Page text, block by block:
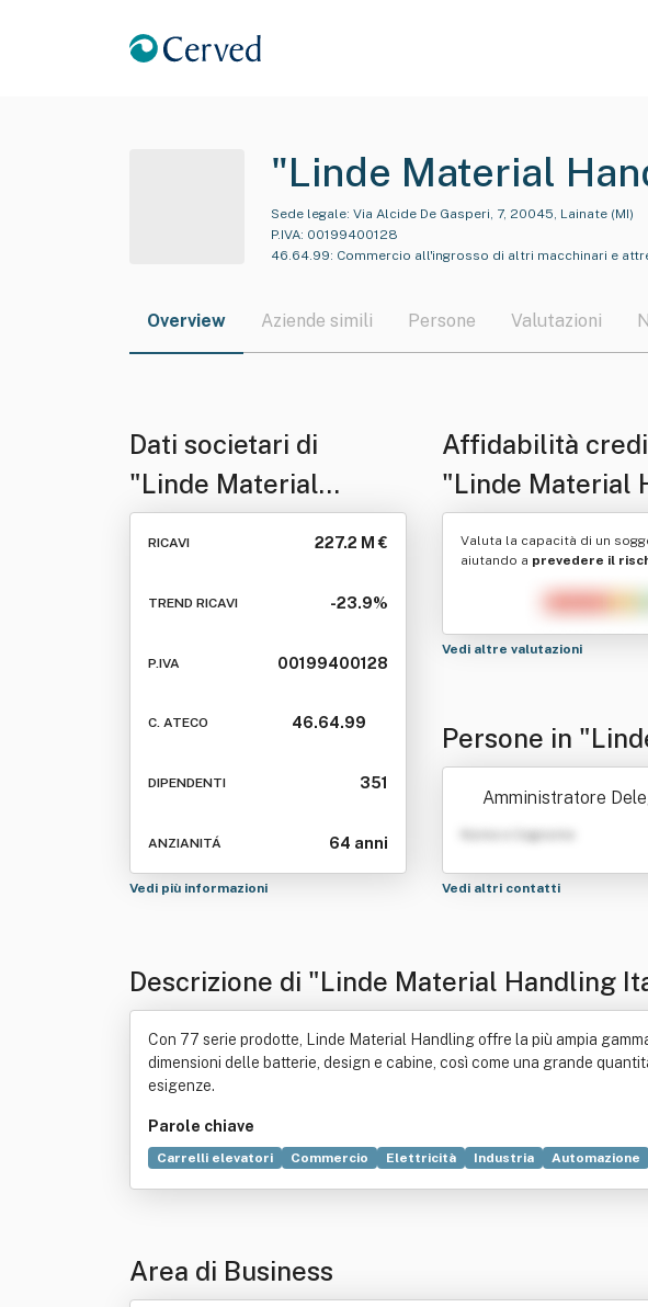
"Linde Material
Sede legale: Via Alcide De Gasperi, 7, 20045, Lainate (MI)
P.IVA: 00199400128
46.64.99: Commercio all'ingrosso di altri macchinari e
Overview Aziende simili Persone Valutazioni
Dati societari di
"Linde Material
Handling Italia Spa"
RICAVI 227.2 M €
TREND RICAVI -23.9%
P.IVA 00199400128
C. ATECO 46.64.99
DIPENDENTI 351
ANZIANITÁ 64 anni
Vedi più informazioni
Affidabilità
"Linde Material
Valuta la capacità di un
aiutando a prevedere il
Vedi altre valutazioni
Persone in
lia Spa"
Amministratore
Nome e Cognome
Vedi altri contatti
Descrizione di "Linde Material Handling
Con 77 serie prodotte, Linde Material Handling offre la più ampia
dimensioni delle batterie, design e cabine, così come una grande
esigenze.
Parole chiave
Carrelli elevatori Commercio Elettricità Industria Automazione
Area di Business